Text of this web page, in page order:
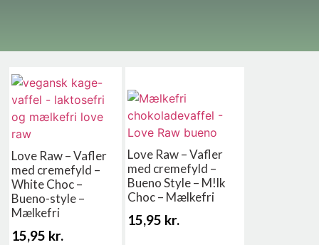
Love Raw – Vafler
med cremefyld –
White Choc –
Bueno-style –
Mælkefri
15,95 kr.
Love Raw – Vafler
med cremefyld –
Bueno Style – M!lk
Choc – Mælkefri
15,95 kr.